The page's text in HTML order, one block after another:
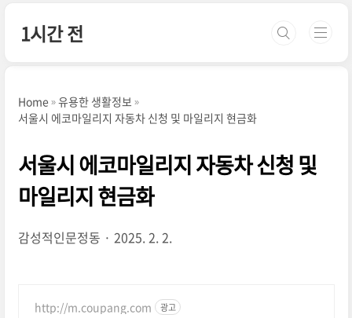
1시간 전
Home
유용한 생활정보
서울시 에코마일리지 자동차 신청 및 마일리지 현금화
서울시 에코마일리지 자동차 신청 및
마일리지 현금화
감성적인문정동 2025. 2. 2.
http://m.coupang.com 광고